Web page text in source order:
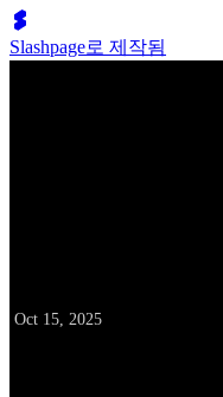
Slashpage로 제작됨
Oct 15, 2025